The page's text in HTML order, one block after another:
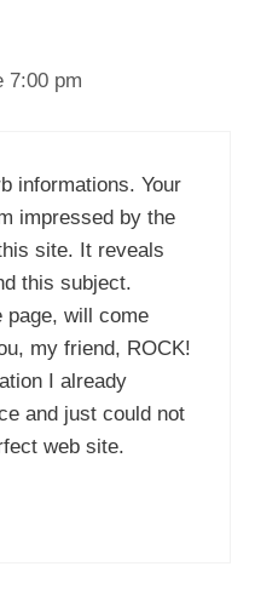
7:00 pm
informations. Your
impressed by the
site. It reveals
this subject.
page, will come
my friend, ROCK!
I already
and just could not
web site.